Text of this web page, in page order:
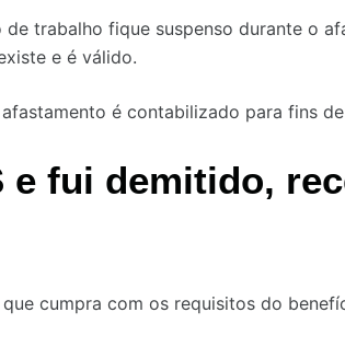
trabalho fique suspenso durante o
e é válido.
é contabilizado para fins
e fui demitido,
cumpra com os requisitos do